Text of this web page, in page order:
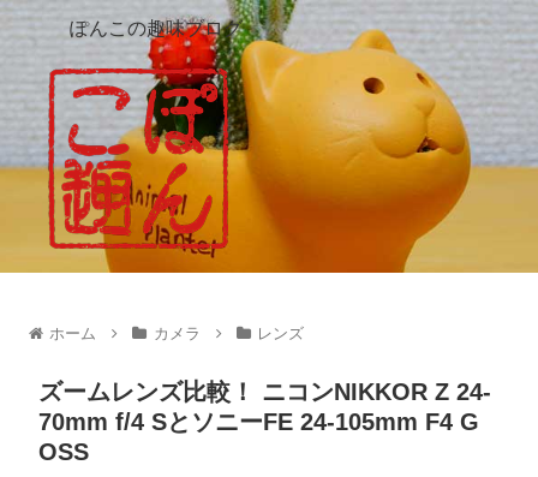
ぽんこの趣味ブログ
ホーム カメラ レンズ
ズームレンズ比較！ ニコンNIKKOR Z 24-
70mm f/4 SとソニーFE 24-105mm F4 G
OSS